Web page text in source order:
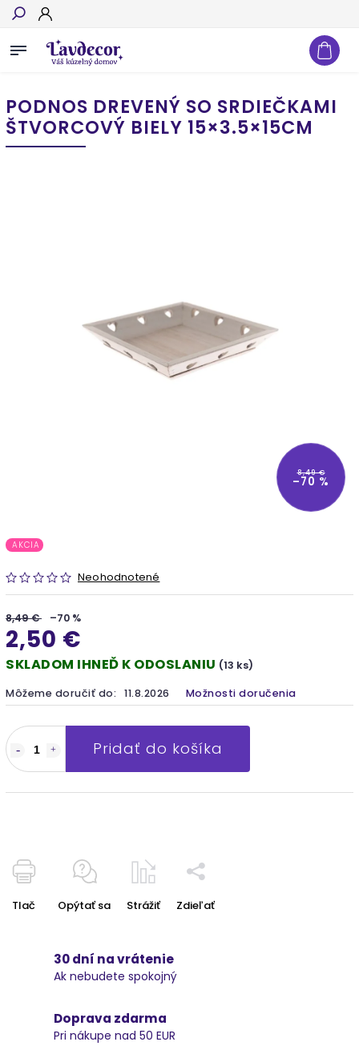
Hľadať
PODNOS DREVENÝ SO SRDIEČKAMI
ŠTVORCOVÝ BIELY 15×3.5×15CM
8,49 €
–70 %
AKCIA
Neohodnotené
8,49 € –70 %
2,50 €
SKLADOM IHNEĎ K ODOSLANIU (13 ks)
Môžeme doručiť do: 11.8.2026 Možnosti doručenia
Pridať do košíka
Tlač Opýtať sa Strážiť Zdieľať
30 dní na vrátenie
Ak nebudete spokojný
Doprava zdarma
Pri nákupe nad 50 EUR